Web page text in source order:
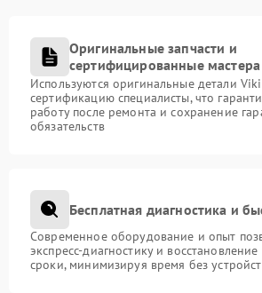
Оригинальные запчасти и
сертифицированные мастера
Используются оригинальные детали
сертификацию специалисты, что
работу после ремонта и сохранение
обязательств
Бесплатная диагностика и
Современное оборудование и опыт
экспресс-диагностику и
сроки, минимизируя время без